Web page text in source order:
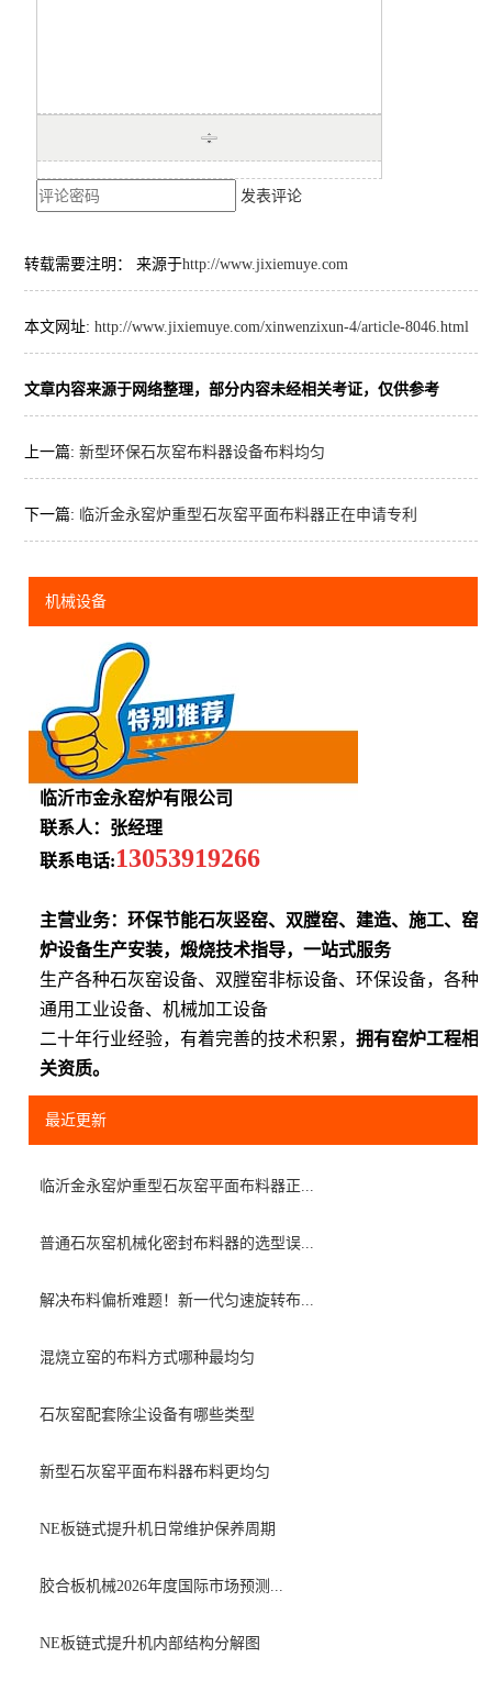
发表评论
转载需要注明： 来源于http://www.jixiemuye.com
本文网址: http://www.jixiemuye.com/xinwenzixun-4/article-8046.html
文章内容来源于网络整理，部分内容未经相关考证，仅供参考
上一篇: 新型环保石灰窑布料器设备布料均匀
下一篇: 临沂金永窑炉重型石灰窑平面布料器正在申请专利
机械设备
临沂市金永窑炉有限公司
联系人：张经理
联系电话:13053919266
主营业务：环保节能石灰竖窑、双膛窑、建造、施工、窑
炉设备生产安装，煅烧技术指导，一站式服务
生产各种石灰窑设备、双膛窑非标设备、环保设备，各种
通用工业设备、机械加工设备
二十年行业经验，有着完善的技术积累，拥有窑炉工程相
关资质。
最近更新
临沂金永窑炉重型石灰窑平面布料器正...
普通石灰窑机械化密封布料器的选型误...
解决布料偏析难题！新一代匀速旋转布...
混烧立窑的布料方式哪种最均匀
石灰窑配套除尘设备有哪些类型
新型石灰窑平面布料器布料更均匀
NE板链式提升机日常维护保养周期
胶合板机械2026年度国际市场预测...
NE板链式提升机内部结构分解图